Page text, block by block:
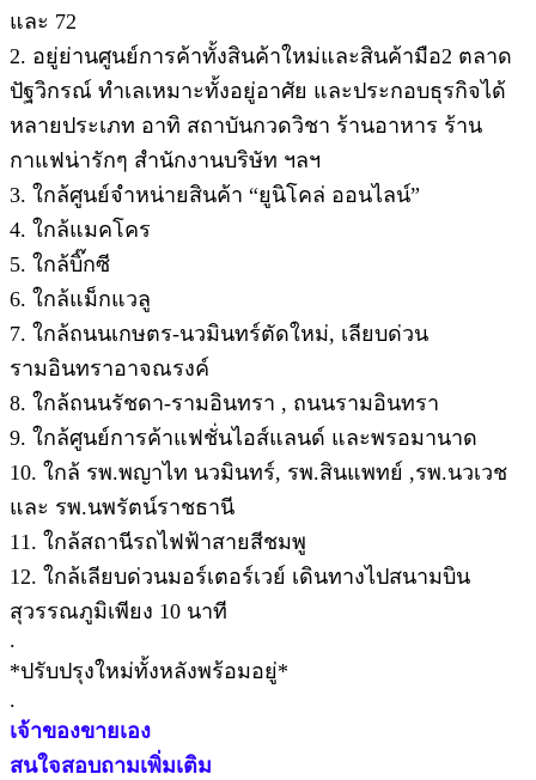
และ 72
2. อยู่ย่านศูนย์การค้าทั้งสินค้าใหม่และสินค้ามือ2 ตลาด
ปัฐวิกรณ์ ทำเลเหมาะทั้งอยู่อาศัย และประกอบธุรกิจได้
หลายประเภท อาทิ สถาบันกวดวิชา ร้านอาหาร ร้าน
กาแฟน่ารักๆ สำนักงานบริษัท ฯลฯ
3. ใกล้ศูนย์จำหน่ายสินค้า “ยูนิโคล่ ออนไลน์”
4. ใกล้แมคโคร
5. ใกล้บิ๊กซี
6. ใกล้แม็กแวลู
7. ใกล้ถนนเกษตร-นวมินทร์ตัดใหม่, เลียบด่วน
รามอินทราอาจณรงค์
8. ใกล้ถนนรัชดา-รามอินทรา , ถนนรามอินทรา
9. ใกล้ศูนย์การค้าแฟชั่นไอส์แลนด์ และพรอมานาด
10. ใกล้ รพ.พญาไท นวมินทร์, รพ.สินแพทย์ ,รพ.นวเวช
และ รพ.นพรัตน์ราชธานี
11. ใกล้สถานีรถไฟฟ้าสายสีชมพู
12. ใกล้เลียบด่วนมอร์เตอร์เวย์ เดินทางไปสนามบิน
สุวรรณภูมิเพียง 10 นาที
.
*ปรับปรุงใหม่ทั้งหลังพร้อมอยู่*
.
เจ้าของขายเอง
สนใจสอบถามเพิ่มเติม